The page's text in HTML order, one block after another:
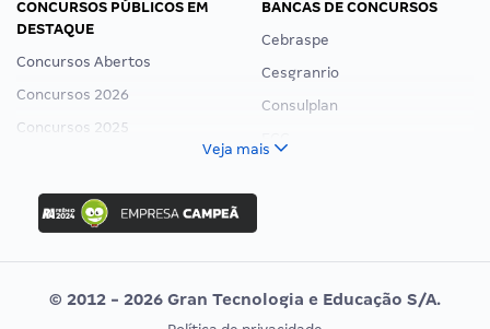
Concursos Abertos
Concursos 2026
Concursos 2025
Concurso Nacional Unificado
Concurso MPU
Editais publicados
Cebraspe
Cesgranrio
Consulplan
FCC
FGV
CONCURSOS POR PROFISSÃO EXAME DE ORDEM
© 2012 - 2026 Gran Tecnologia e Educação S/A.
Política de privacidade